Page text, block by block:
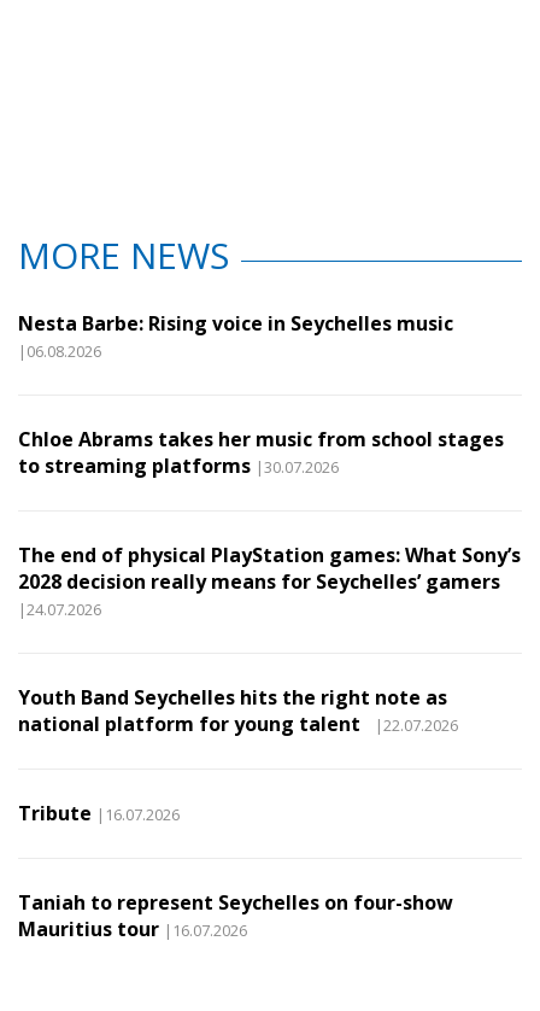
MORE NEWS
Nesta Barbe: Rising voice in Seychelles music
|06.08.2026
Chloe Abrams takes her music from school stages
to streaming platforms |30.07.2026
The end of physical PlayStation games: What Sony’s
2028 decision really means for Seychelles’ gamers
|24.07.2026
Youth Band Seychelles hits the right note as
national platform for young talent
|22.07.2026
Tribute |16.07.2026
Taniah to represent Seychelles on four-show
Mauritius tour |16.07.2026